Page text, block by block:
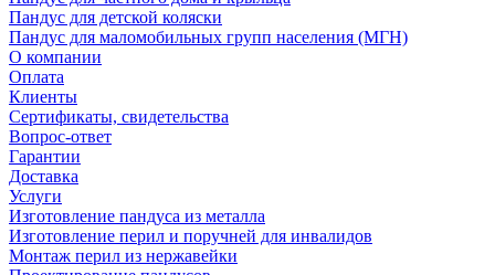
Пандус для детской коляски
Пандус для маломобильных групп населения (МГН)
О компании
Оплата
Клиенты
Сертификаты, свидетельства
Вопрос-ответ
Гарантии
Доставка
Услуги
Изготовление пандуса из металла
Изготовление перил и поручней для инвалидов
Монтаж перил из нержавейки